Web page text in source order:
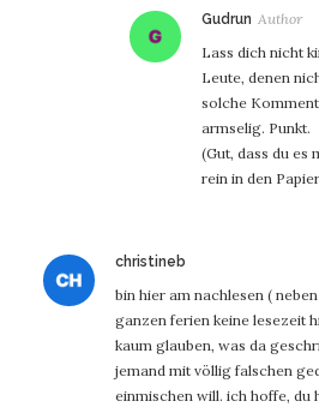
Gudrun
Lass dich nicht
Leute, denen
solche
armselig. Punkt.
(Gut, dass du es
rein in den
christineb
bin hier am nachlesen (
ganzen ferien keine lesezeit
kaum glauben, was da
jemand mit völlig falschen
einmischen will. ich hoffe, du